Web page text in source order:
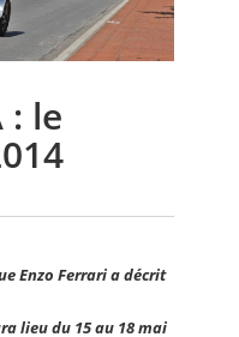
: le
Enzo Ferrari a décrit
lieu du 15 au 18 mai